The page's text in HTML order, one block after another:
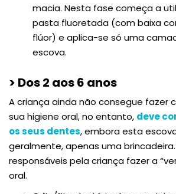
macia. Nesta fase começa a
pasta fluoretada (com baixa
flúor) e aplica-se só uma
escova.
> Dos 2 aos 6 anos
A criança ainda não consegue fazer
sua higiene oral, no entanto, deve
os seus dentes, embora esta
geralmente, apenas uma
responsáveis pela criança fazer a
oral.